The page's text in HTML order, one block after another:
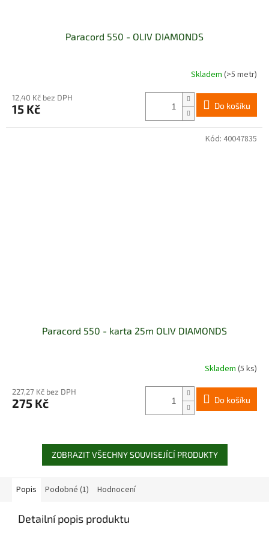
Paracord 550 - OLIV DIAMONDS
Skladem (>5 metr)
12,40 Kč bez DPH
15 Kč Do košíku
Paracord 550 - karta 25m OLIV DIAMONDS
Skladem (5 ks)
227,27 Kč bez DPH
275 Kč Do košíku
Kód: 40047835
ZOBRAZIT VŠECHNY SOUVISEJÍCÍ PRODUKTY
Popis Podobné (1) Hodnocení
Detailní popis produktu